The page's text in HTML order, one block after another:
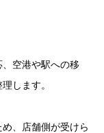
空港や駅への移
します。
、店舗側が受けら